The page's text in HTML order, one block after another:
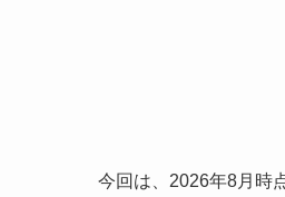
今回は、2026年8月時